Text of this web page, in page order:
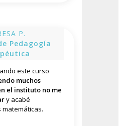
P.
Pedagogía
este curso
muchos
el instituto no me
y acabé